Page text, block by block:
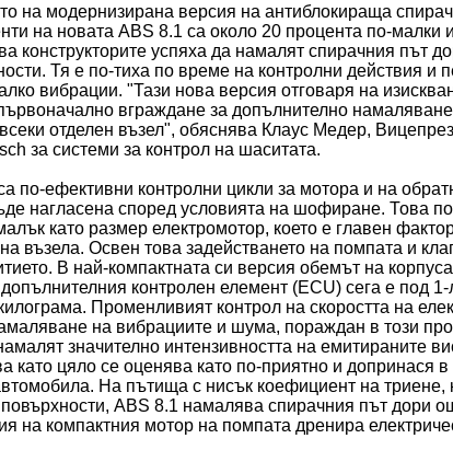
на модернизирана версия на антиблокираща
на новата ABS 8.1 са около 20 процента по-малки
конструкторите успяха да намалят спирачния път
Тя е по-тиха по време на контролни действия и
вибрации. "Тази нова версия отговаря на
вграждане за допълнително намаляване
отделен възел", обяснява Клаус Медер,
за системи за контрол на шаситата.
по-ефективни контролни цикли за мотора и на
нагласена според условията на шофиране. Това
като размер електромотор, което е главен
възела. Освен това задействането на помпата и
В най-компактната си версия обемът на
контролен елемент (ECU) сега е под 1-
Променливият контрол на скоростта на
на вибрациите и шума, пораждан в този
значително интензивността на емитираните
като цяло се оценява като по-приятно и допринася в
На пътища с нисък коефициент на триене,
ABS 8.1 намалява спирачния път дори
на компактния мотор на помпата дренира